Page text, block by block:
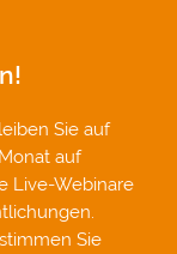
Sie auf
auf
Live-Webinare
Sie